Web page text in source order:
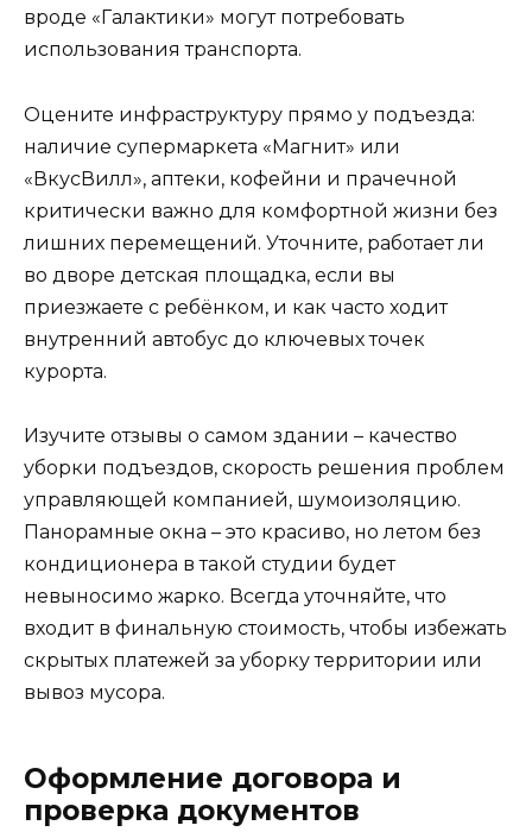
вроде «Галактики» могут потребовать
использования транспорта.
Оцените инфраструктуру прямо у подъезда:
наличие супермаркета «Магнит» или
«ВкусВилл», аптеки, кофейни и прачечной
критически важно для комфортной жизни без
лишних перемещений. Уточните, работает ли
во дворе детская площадка, если вы
приезжаете с ребёнком, и как часто ходит
внутренний автобус до ключевых точек
курорта.
Изучите отзывы о самом здании – качество
уборки подъездов, скорость решения проблем
управляющей компанией, шумоизоляцию.
Панорамные окна – это красиво, но летом без
кондиционера в такой студии будет
невыносимо жарко. Всегда уточняйте, что
входит в финальную стоимость, чтобы избежать
скрытых платежей за уборку территории или
вывоз мусора.
Оформление договора и
проверка документов